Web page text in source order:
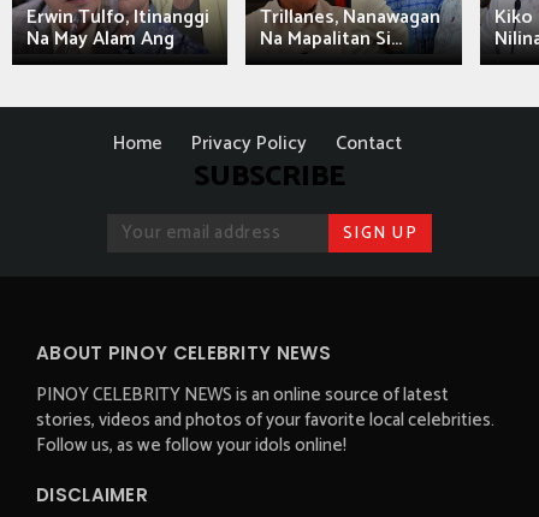
Erwin Tulfo, Itinanggi
Na May Alam Ang
Trillanes, Nanawagan
Na Mapalitan Si...
Kiko
Home Privacy Policy Contact
SUBSCRIBE
ABOUT PINOY CELEBRITY NEWS
PINOY CELEBRITY NEWS is an online source of latest
stories, videos and photos of your favorite local celebrities.
Follow us, as we follow your idols online!
DISCLAIMER